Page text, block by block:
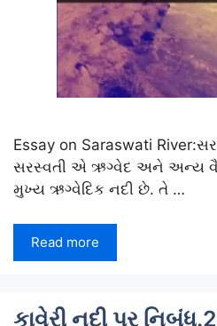
Essay on Saraswati
સરસ્વતી એ ઋગ્વેદ અને અન્ય
મુખ્ય ઋગ્વેદિક નદી છે. તે …
Read more
કાવેરી નદી પર